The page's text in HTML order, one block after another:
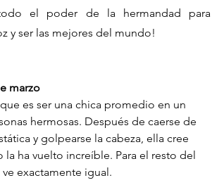
todo el poder de la hermandad para
y ser las mejores del mundo!
marzo
es ser una chica promedio en un
hermosas. Después de caerse de
y golpearse la cabeza, ella cree
la ha vuelto increíble. Para el resto del
exactamente igual.